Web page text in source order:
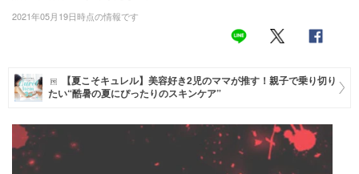
美容・ファッション
住まい
マネー
トレンド・イベント
2021年05月19日時点の情報です
【夏こそキュレル】美容好き2児のママが推す！親子で乗り切り
たい“酷暑の夏にぴったりのスキンケア”